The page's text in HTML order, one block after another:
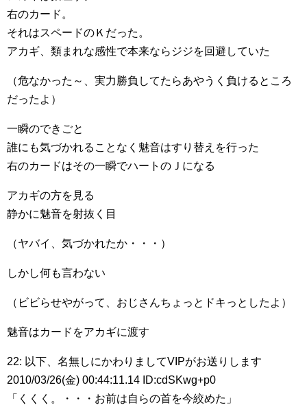
右のカード。
それはスペードのＫだった。
アカギ、類まれな感性で本来ならジジを回避していた
（危なかった～、実力勝負してたらあやうく負けるところ
だったよ）
一瞬のできごと
誰にも気づかれることなく魅音はすり替えを行った
右のカードはその一瞬でハートのＪになる
アカギの方を見る
静かに魅音を射抜く目
（ヤバイ、気づかれたか・・・）
しかし何も言わない
（ビビらせやがって、おじさんちょっとドキっとしたよ）
魅音はカードをアカギに渡す
22: 以下、名無しにかわりましてVIPがお送りします
2010/03/26(金) 00:44:11.14 ID:cdSKwg+p0
「くくく。・・・お前は自らの首を今絞めた」